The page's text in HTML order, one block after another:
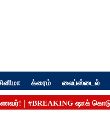
க்ரைம் லைப்ஸ்டைல்